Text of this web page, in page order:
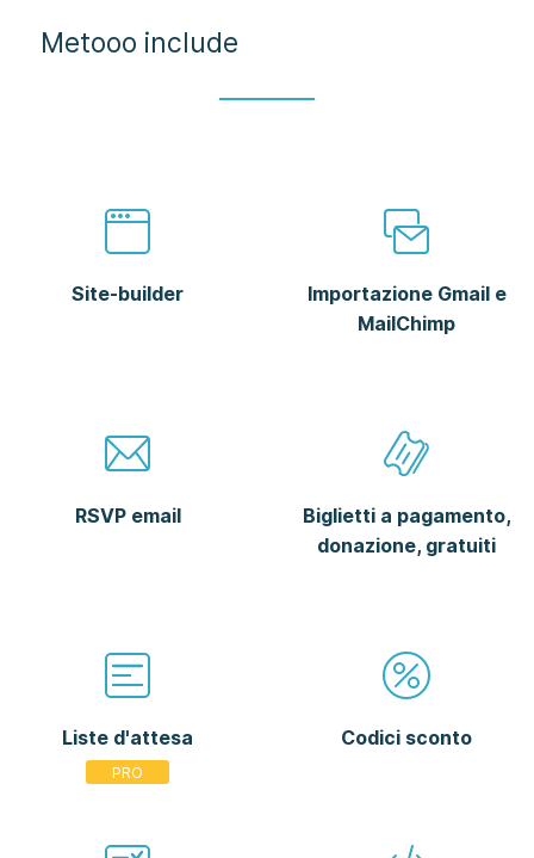
Metooo include
Site-builder
Importazione Gmail e
MailChimp
RSVP email
Biglietti a pagamento,
donazione, gratuiti
Liste d'attesa Codici sconto